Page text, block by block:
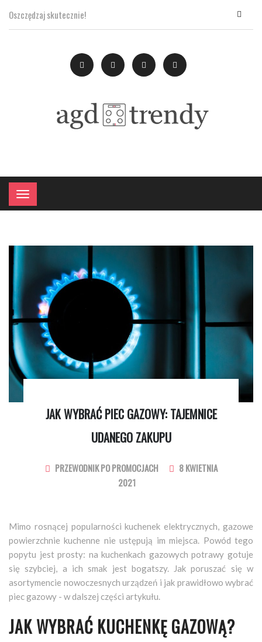
Oszczędzaj skutecznie! ×
Menu
JAK WYBRAĆ PIEC GAZOWY: TAJEMNICE
UDANEGO ZAKUPU
PRZEWODNIK PO PROMOCJACH
8 KWIETNIA
2021
Mimo rosnącej popularności kuchenek elektrycznych, gazowe
powierzchnie kuchenne nie ustępują im miejsca. Powód tego
popytu jest prosty: na kuchenkach gazowych potrawy gotuje
się szybciej, a ich smak jest bogatszy. Jak poruszać się w
asortymencie nowoczesnych urządzeń i jak prawidłowo wybrać
piec gazowy - w dalszej części artykułu.
JAK WYBRAĆ KUCHENKĘ GAZOWĄ?